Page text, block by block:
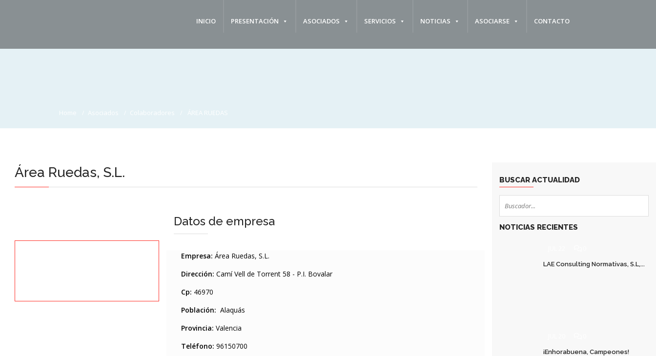
INICIO PRESENTACIÓN ASOCIADOS SERVICIOS NOTICIAS ASOCIARSE CONTACTO
Home Asociados Colaboradores ÁREA RUEDAS
Área Ruedas, S.L.
Datos de empresa
Empresa: Área Ruedas, S.L.
Dirección: Camí Vell de Torrent 58 - P.I. Bovalar
Cp: 46970
Población: Alaquás
Provincia: Valencia
Teléfono: 96150700
BUSCAR ACTUALIDAD
NOTICIAS RECIENTES
LAE Consulting Normativas, S.L,...
¡Enhorabuena, Campeones!